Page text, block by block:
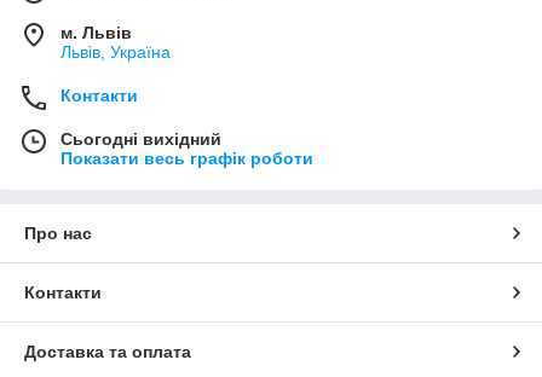
м. Львів
Львів, Україна
Контакти
Сьогодні вихідний
Показати весь графік роботи
Про нас
Контакти
Доставка та оплата